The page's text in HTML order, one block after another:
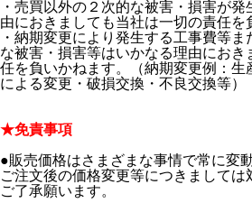
・売買以外の２次的な被害・損害が
由におきましても当社は一切の責任を
・納期変更により発生する工事費等
な被害・損害等はいかなる理由にお
任を負いかねます。（納期変更例：生
による変更・破損交換・不良交換等）
★免責事項
●販売価格はさまざまな事情で常に変
ご注文後の価格変更等につきましては
ご了承願います。